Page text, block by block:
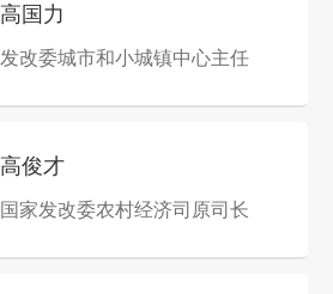
高国力
发改委城市和小城镇中心主任
高俊才
国家发改委农村经济司原司长